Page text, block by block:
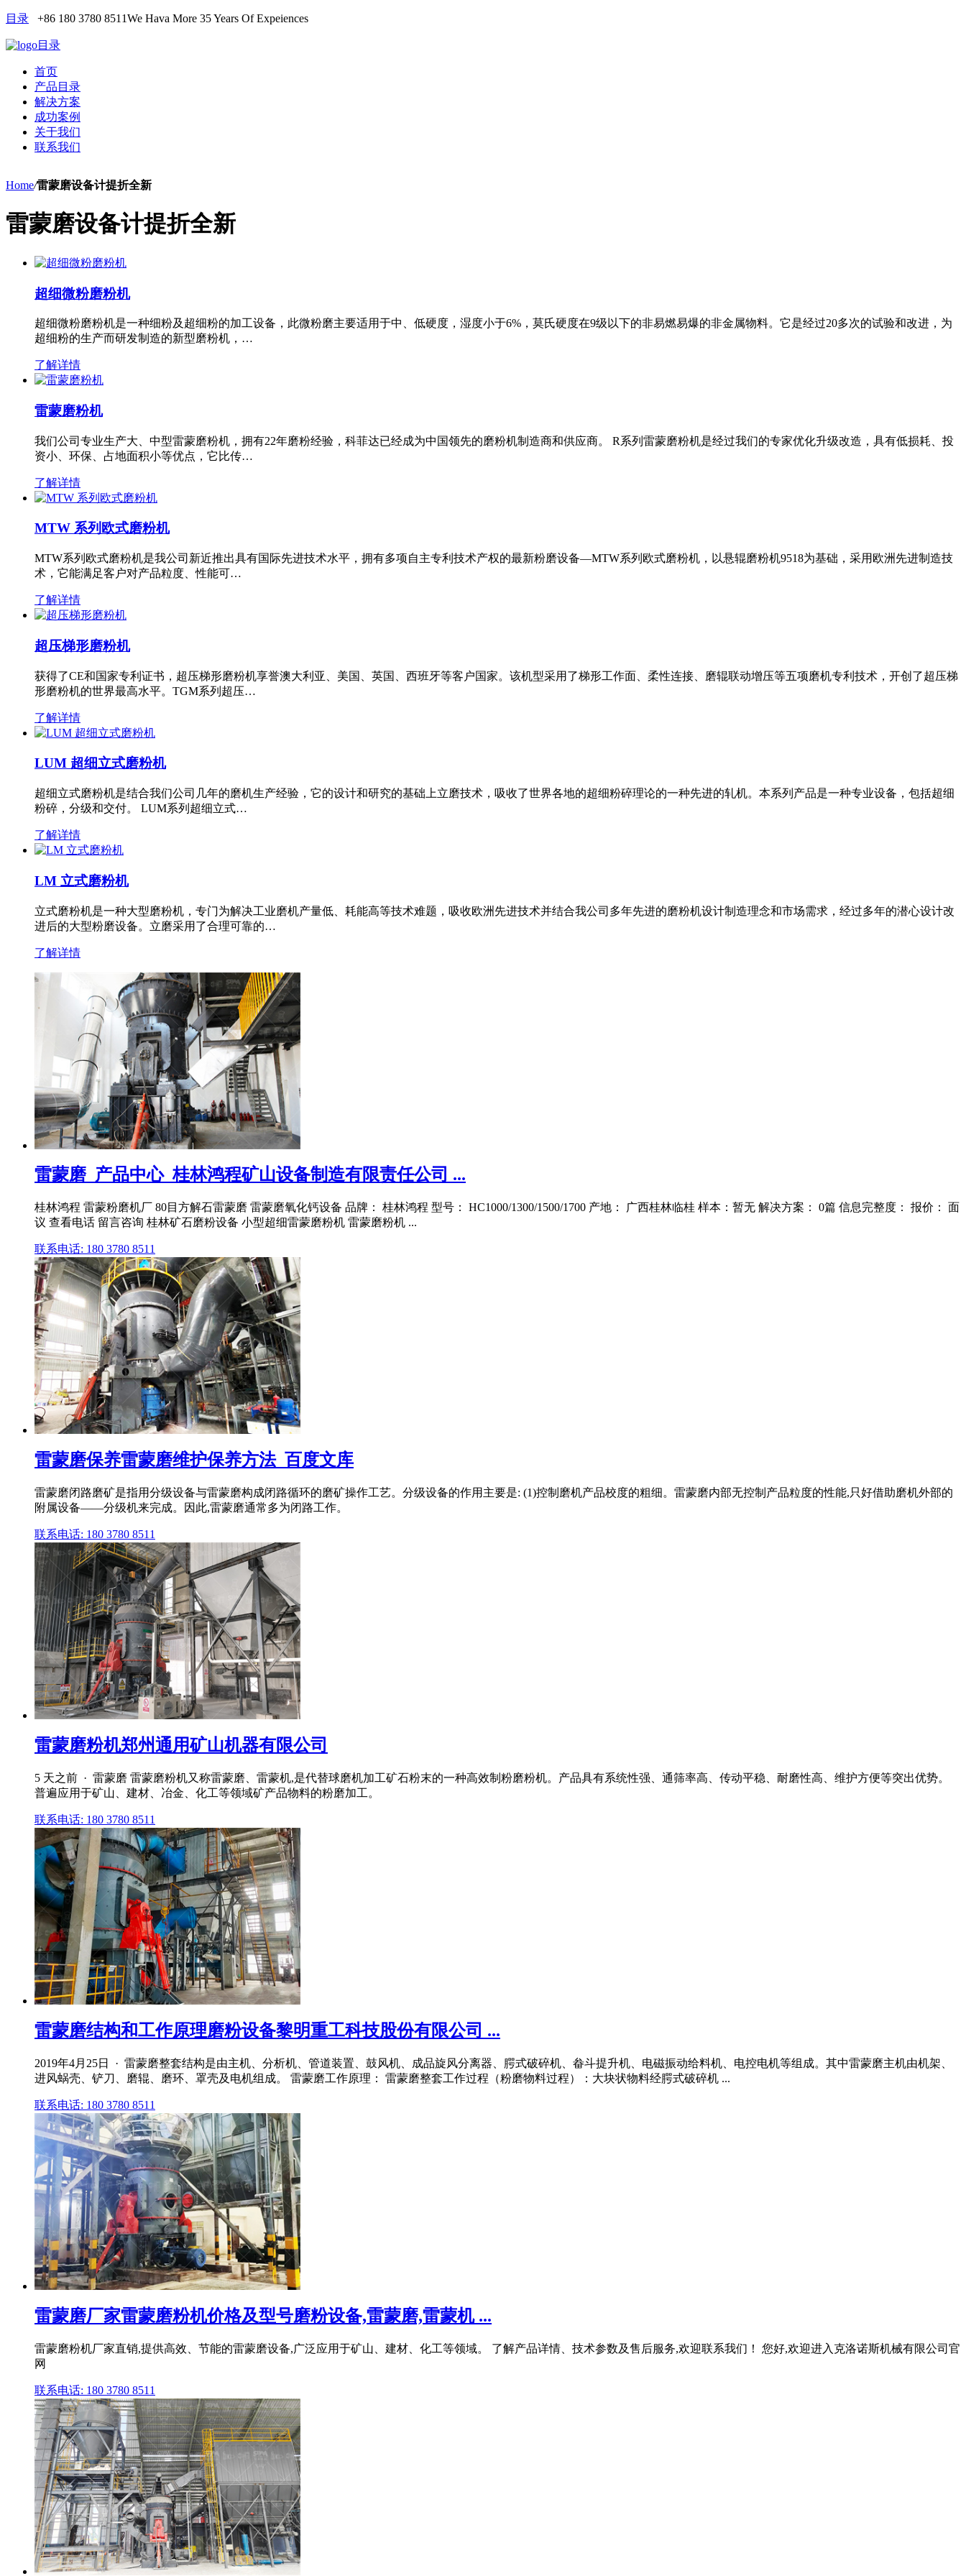
目录 +86 180 3780 8511We Hava More 35 Years Of Expeiences
目录
首页
产品目录
解决方案
成功案例
关于我们
联系我们
Home/雷蒙磨设备计提折全新
雷蒙磨设备计提折全新
超细微粉磨粉机
超细微粉磨粉机是一种细粉及超细粉的加工设备，此微粉磨主要适用于中、低硬度，湿度小于6%，莫氏硬度在9级以下的非易燃易爆的非金属物料。它是经过20多次的试验和改进，为
超细粉的生产而研发制造的新型磨粉机，…
了解详情
雷蒙磨粉机
我们公司专业生产大、中型雷蒙磨粉机，拥有22年磨粉经验，科菲达已经成为中国领先的磨粉机制造商和供应商。 R系列雷蒙磨粉机是经过我们的专家优化升级改造，具有低损耗、投
资小、环保、占地面积小等优点，它比传…
了解详情
MTW 系列欧式磨粉机
MTW系列欧式磨粉机是我公司新近推出具有国际先进技术水平，拥有多项自主专利技术产权的最新粉磨设备—MTW系列欧式磨粉机，以悬辊磨粉机9518为基础，采用欧洲先进制造技
术，它能满足客户对产品粒度、性能可…
了解详情
超压梯形磨粉机
获得了CE和国家专利证书，超压梯形磨粉机享誉澳大利亚、美国、英国、西班牙等客户国家。该机型采用了梯形工作面、柔性连接、磨辊联动增压等五项磨机专利技术，开创了超压梯
形磨粉机的世界最高水平。TGM系列超压…
了解详情
LUM 超细立式磨粉机
超细立式磨粉机是结合我们公司几年的磨机生产经验，它的设计和研究的基础上立磨技术，吸收了世界各地的超细粉碎理论的一种先进的轧机。本系列产品是一种专业设备，包括超细
粉碎，分级和交付。 LUM系列超细立式…
了解详情
LM 立式磨粉机
立式磨粉机是一种大型磨粉机，专门为解决工业磨机产量低、耗能高等技术难题，吸收欧洲先进技术并结合我公司多年先进的磨粉机设计制造理念和市场需求，经过多年的潜心设计改
进后的大型粉磨设备。立磨采用了合理可靠的…
了解详情
雷蒙磨_产品中心_桂林鸿程矿山设备制造有限责任公司 ...
桂林鸿程 雷蒙粉磨机厂 80目方解石雷蒙磨 雷蒙磨氧化钙设备 品牌： 桂林鸿程 型号： HC1000/1300/1500/1700 产地： 广西桂林临桂 样本：暂无 解决方案： 0篇 信息完整度： 报价： 面
议 查看电话 留言咨询 桂林矿石磨粉设备 小型超细雷蒙磨粉机 雷蒙磨粉机 ...
联系电话: 180 3780 8511
雷蒙磨保养雷蒙磨维护保养方法_百度文库
雷蒙磨闭路磨矿是指用分级设备与雷蒙磨构成闭路循环的磨矿操作工艺。分级设备的作用主要是: (1)控制磨机产品校度的粗细。雷蒙磨内部无控制产品粒度的性能,只好借助磨机外部的
附属设备——分级机来完成。因此,雷蒙磨通常多为闭路工作。
联系电话: 180 3780 8511
雷蒙磨粉机郑州通用矿山机器有限公司
5 天之前 · 雷蒙磨 雷蒙磨粉机又称雷蒙磨、雷蒙机,是代替球磨机加工矿石粉末的一种高效制粉磨粉机。产品具有系统性强、通筛率高、传动平稳、耐磨性高、维护方便等突出优势。
普遍应用于矿山、建材、冶金、化工等领域矿产品物料的粉磨加工。
联系电话: 180 3780 8511
雷蒙磨结构和工作原理磨粉设备黎明重工科技股份有限公司 ...
2019年4月25日 · 雷蒙磨整套结构是由主机、分析机、管道装置、鼓风机、成品旋风分离器、腭式破碎机、畚斗提升机、电磁振动给料机、电控电机等组成。其中雷蒙磨主机由机架、
进风蜗壳、铲刀、磨辊、磨环、罩壳及电机组成。 雷蒙磨工作原理： 雷蒙磨整套工作过程（粉磨物料过程）：大块状物料经腭式破碎机 ...
联系电话: 180 3780 8511
雷蒙磨厂家雷蒙磨粉机价格及型号磨粉设备,雷蒙磨,雷蒙机 ...
雷蒙磨粉机厂家直销,提供高效、节能的雷蒙磨设备,广泛应用于矿山、建材、化工等领域。 了解产品详情、技术参数及售后服务,欢迎联系我们！ 您好,欢迎进入克洛诺斯机械有限公司官
网
联系电话: 180 3780 8511